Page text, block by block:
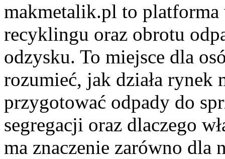
makmetalik.pl to
recyklingu oraz obrotu
odzysku. To miejsce dla
rozumieć, jak działa rynek
przygotować odpady do
segregacji oraz dlaczego
ma znaczenie zarówno dla